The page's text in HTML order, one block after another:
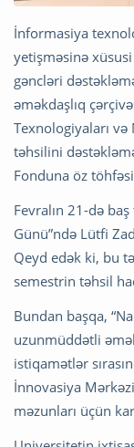
İnformasiya
yetişməsinə
gəncləri
əməkdaşlıq
Texnologiyaları
təhsilini
Fonduna öz
Fevralın 21-də
Günü”ndə Lütfi
Qeyd edək ki, bu
semestrin təhsil
Bundan başqa,
uzunmüddətli
istiqamətlər
İnnovasiya
məzunları üçün